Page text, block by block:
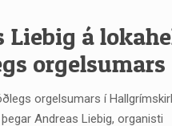
Liebig á
orgelsumars
orgelsumars í
Andreas Liebig, organisti